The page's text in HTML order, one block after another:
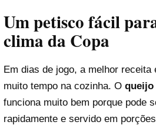
Um petisco fácil
clima da Copa
Em dias de jogo, a melhor receita
muito tempo na cozinha. O queijo
funciona muito bem porque pode
rapidamente e servido em